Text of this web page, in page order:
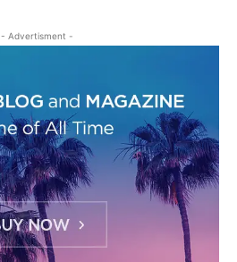
- Advertisment -